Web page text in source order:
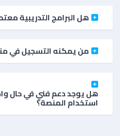
هل البرامج التدريبية
من يمكنه التسجيل في
هل يوجد دعم فني في حال
استخدام المنصة؟